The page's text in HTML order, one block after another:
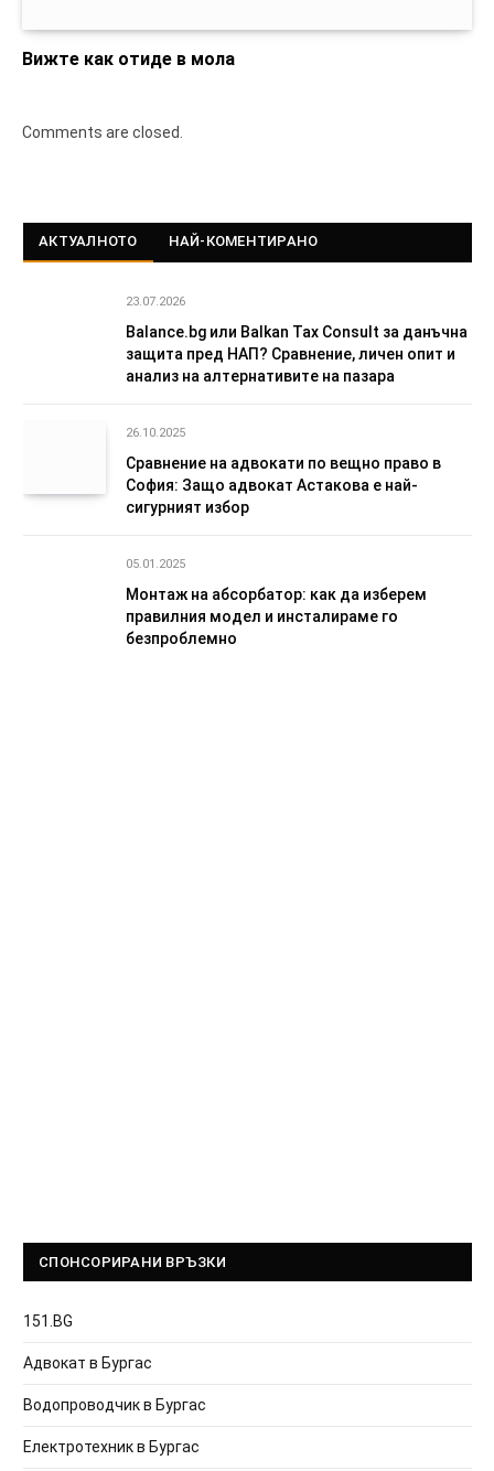
Вижте как отиде в мола
Comments are closed.
АКТУАЛНОТО НАЙ-КОМЕНТИРАНО
23.07.2026
Balance.bg или Balkan Tax Consult за данъчна
защита пред НАП? Сравнение, личен опит и
анализ на алтернативите на пазара
26.10.2025
Сравнение на адвокати по вещно право в
София: Защо адвокат Астакова е най-
сигурният избор
05.01.2025
Монтаж на абсорбатор: как да изберем
правилния модел и инсталираме го
безпроблемно
СПОНСОРИРАНИ ВРЪЗКИ
151.BG
Адвокат в Бургас
Водопроводчик в Бургас
Електротехник в Бургас